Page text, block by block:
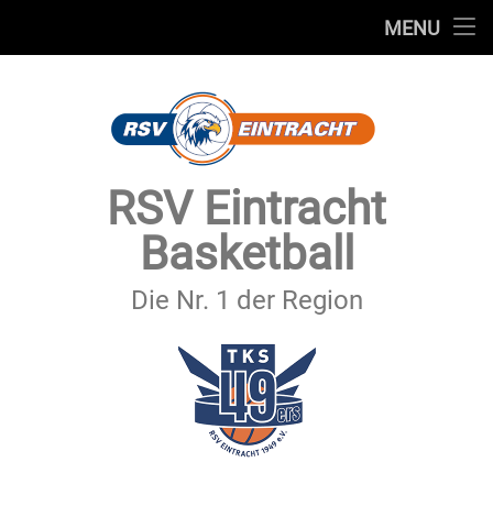
MENU
SECHSTER MANN
IMPRESSUM & DATENSCHUTZ
RSV Eintracht
Basketball
Die Nr. 1 der Region